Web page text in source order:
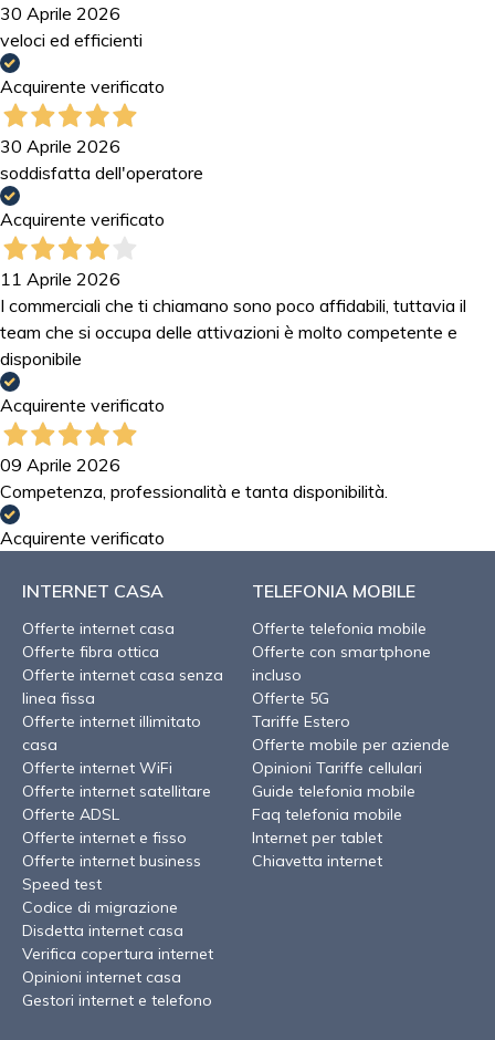
30 Aprile 2026
veloci ed efficienti
Acquirente verificato
30 Aprile 2026
soddisfatta dell'operatore
Acquirente verificato
11 Aprile 2026
I commerciali che ti chiamano sono poco affidabili, tuttavia il
team che si occupa delle attivazioni è molto competente e
disponibile
Acquirente verificato
09 Aprile 2026
Competenza, professionalità e tanta disponibilità.
Acquirente verificato
INTERNET CASA
Offerte internet casa
Offerte fibra ottica
Offerte internet casa senza
linea fissa
Offerte internet illimitato
casa
Offerte internet WiFi
Offerte internet satellitare
Offerte ADSL
Offerte internet e fisso
Offerte internet business
Speed test
Codice di migrazione
Disdetta internet casa
Verifica copertura internet
Opinioni internet casa
Gestori internet e telefono
TELEFONIA MOBILE
Offerte telefonia mobile
Offerte con smartphone
incluso
Offerte 5G
Tariffe Estero
Offerte mobile per aziende
Opinioni Tariffe cellulari
Guide telefonia mobile
Faq telefonia mobile
Internet per tablet
Chiavetta internet